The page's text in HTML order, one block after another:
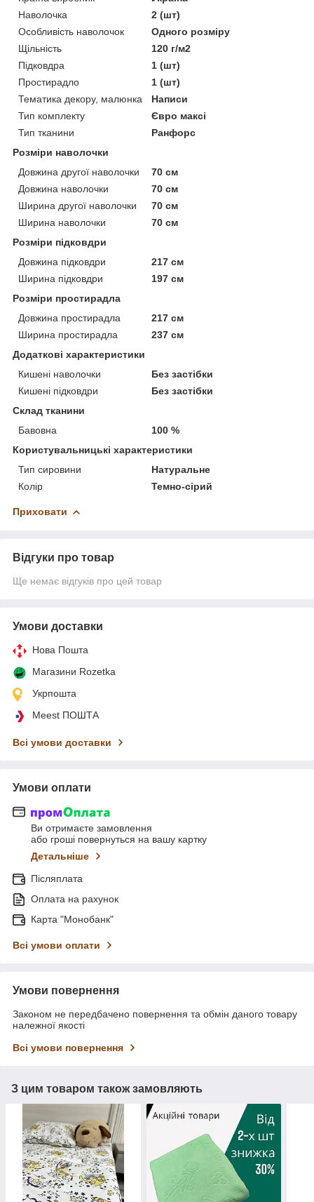
Наволочка
2 (шт)
Особливість наволочок
Одного розміру
Щільність
120 г/м2
Підковдра
1 (шт)
Простирадло
1 (шт)
Тематика декору, малюнка
Написи
Тип комплекту
Євро максі
Тип тканини
Ранфорс
Розміри наволочки
Довжина другої наволочки
70 см
Довжина наволочки
70 см
Ширина другої наволочки
70 см
Ширина наволочки
70 см
Розміри підковдри
Довжина підковдри
217 см
Ширина підковдри
197 см
Розміри простирадла
Довжина простирадла
217 см
Ширина простирадла
237 см
Додаткові характеристики
Кишені наволочки
Без застібки
Кишені підковдри
Без застібки
Склад тканини
Бавовна
100 %
Користувальницькі характеристики
Тип сировини
Натуральне
Колір
Темно-сірий
Приховати
Відгуки про товар
Ще немає відгуків про цей товар
Умови доставки
Нова Пошта
Магазини Rozetka
Укрпошта
Meest ПОШТА
Всі умови доставки
Умови оплати
Ви отримаєте замовлення
або гроші повернуться на вашу картку
Детальніше
Післяплата
Оплата на рахунок
Карта "Монобанк"
Всі умови оплати
Умови повернення
Законом не передбачено повернення та обмін даного товару
належної якості
Всі умови повернення
З цим товаром також замовляють